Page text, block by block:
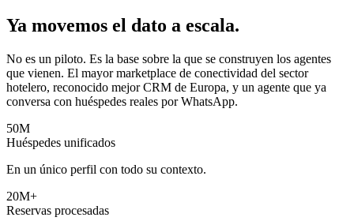
Ya movemos el dato a escala.
No es un piloto. Es la base sobre la que se construyen los agentes
que vienen. El mayor marketplace de conectividad del sector
hotelero, reconocido mejor CRM de Europa, y un agente que ya
conversa con huéspedes reales por WhatsApp.
50M
Huéspedes unificados
En un único perfil con todo su contexto.
20M+
Reservas procesadas